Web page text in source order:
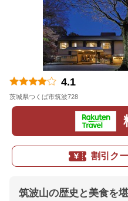
4.1
茨城県つくば市筑波728
割引ク
筑波山の歴史と美食を